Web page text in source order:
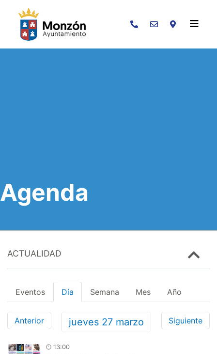
Buscar
Agenda
ACTUALIDAD
Eventos Día Semana Mes Año
Anterior jueves 27 marzo Siguiente
13:00